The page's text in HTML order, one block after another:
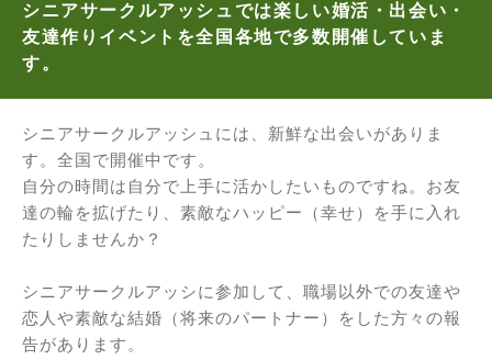
シニアサークルアッシュでは楽しい婚活・出会い・
友達作りイベントを全国各地で多数開催していま
す。
シニアサークルアッシュには、新鮮な出会いがありま
す。全国で開催中です。
自分の時間は自分で上手に活かしたいものですね。お友
達の輪を拡げたり、素敵なハッピー（幸せ）を手に入れ
たりしませんか？
シニアサークルアッシに参加して、職場以外での友達や
恋人や素敵な結婚（将来のパートナー）をした方々の報
告があります。